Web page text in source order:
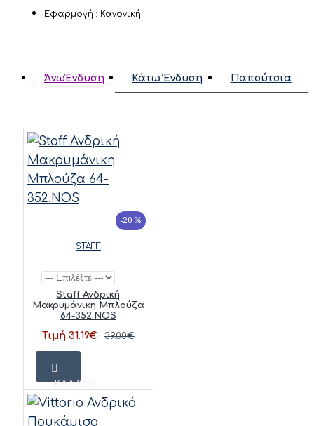
Εφαρμογή : Κανονική
ΆνωΈνδυση Κάτω Ένδυση Παπούτσια
-20 %
STAFF
Staff Ανδρική
Μακρυμάνικη Μπλούζα
64-352.NOS
Τιμή 31.19€ 39.00€
ΚΑΛΆΘΙ